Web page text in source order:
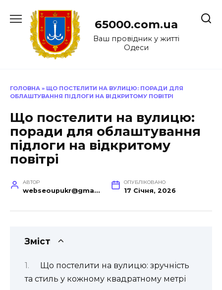
до
65000.com.ua
Ваш провідник у житті
Одеси
ГОЛОВНА » ЩО ПОСТЕЛИТИ НА ВУЛИЦЮ: ПОРАДИ ДЛЯ
ОБЛАШТУВАННЯ ПІДЛОГИ НА ВІДКРИТОМУ ПОВІТРІ
Що постелити на вулицю:
поради для облаштування
підлоги на відкритому
повітрі
АВТОР
webseoupukr@gmail.com
ОПУБЛІКОВАНО
17 Січня, 2026
Зміст
Що постелити на вулицю: зручність
та стиль у кожному квадратному метрі